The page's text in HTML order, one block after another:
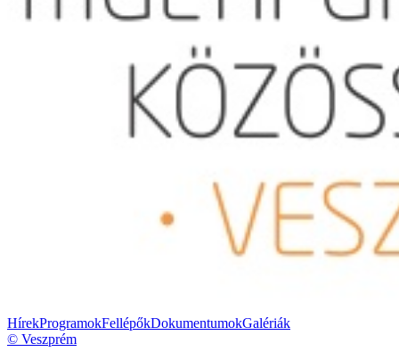
HírekProgramokFellépőkDokumentumokGalériák
© Veszprém